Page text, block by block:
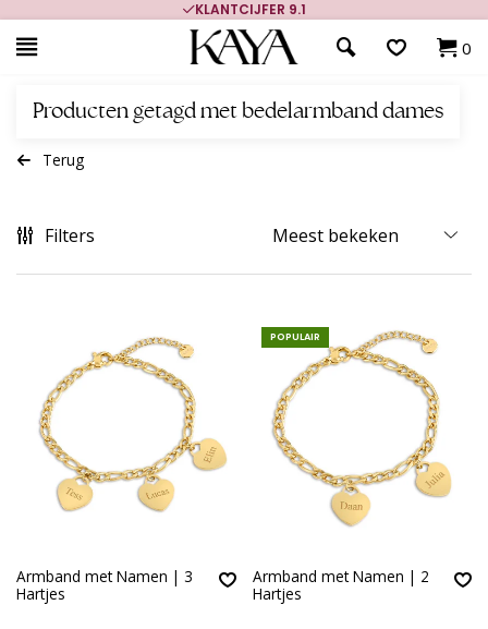
KLANTCIJFER 9.1
0
Producten getagd met bedelarmband dames
Terug
Filters
Armband met Namen | 3
Hartjes
POPULAIR
Armband met Namen | 2
Hartjes